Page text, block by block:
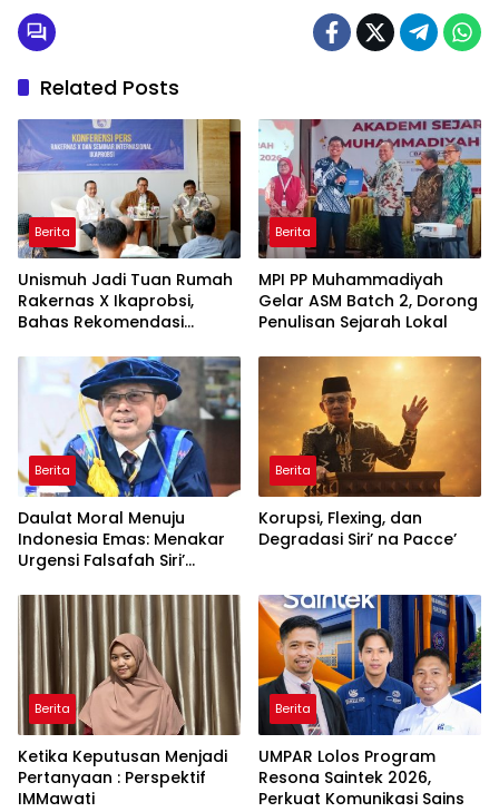
Related Posts
Berita
Unismuh Jadi Tuan Rumah
Rakernas X Ikaprobsi,
Bahas Rekomendasi
Indonesia di Tingkat
Global
Berita
MPI PP Muhammadiyah
Gelar ASM Batch 2, Dorong
Penulisan Sejarah Lokal
Berita
Daulat Moral Menuju
Indonesia Emas: Menakar
Urgensi Falsafah Siri’
Ancaman Kleptokrasi
Berita
Korupsi, Flexing, dan
Degradasi Siri’ na Pacce’
Berita
Ketika Keputusan Menjadi
Pertanyaan : Perspektif
IMMawati
Berita
UMPAR Lolos Program
Resona Saintek 2026,
Perkuat Komunikasi Sains